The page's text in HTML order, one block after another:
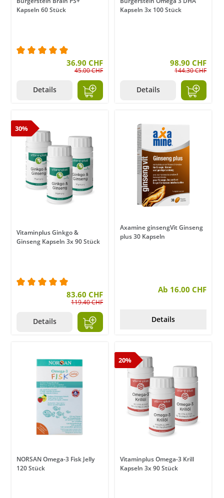
Kapseln 60 Stück
Durchschnittliche Bewertung von 5 von 5 Sternen
36.90 CHF
45.00 CHF
Details
Kapseln 3x 100 Stück
98.90 CHF
144.30 CHF
Details
30%
Vitaminplus Ginkgo &
Ginseng Kapseln 3x 90 Stück
Durchschnittliche Bewertung von 5 von 5 Sternen
83.60 CHF
119.40 CHF
Details
Axamine ginsengVit Ginseng
plus 30 Kapseln
Ab 16.00 CHF
Details
NORSAN Omega-3 Fisk Jelly
120 Stück
20%
Vitaminplus Omega-3 Krill
Kapseln 3x 90 Stück